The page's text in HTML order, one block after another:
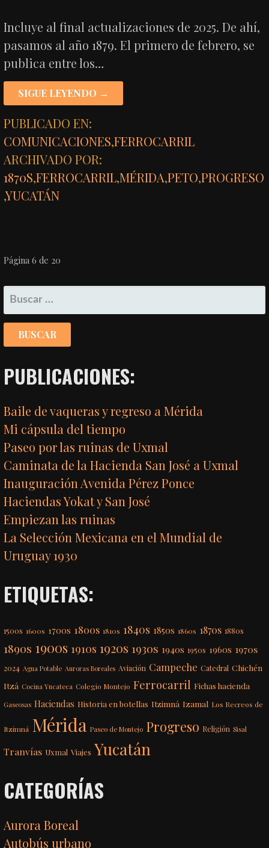
Incluye al final actualizaciones de 2025. De ahí,
pasamos al año 1879. El primero de febrero, se
publica entre los…
SIGUE LEYENDO →
PUBLICADO EN:
COMUNICACIONES,FERROCARRIL
ARCHIVADO POR:
1870S,FERROCARRIL,MÉRIDA,PETO,PROGRESO
,YUCATÁN
NAVEGACIÓN
POR
ENTRADA
Página 6 de 20
BUSCAR:
PUBLICACIONES:
Baile de vaqueras y regreso a Mérida
Mi cápsula del tiempo
Paseo por las ruinas de Uxmal
Caminata de la Hacienda San José a Uxmal
Inauguración Avenida Pérez Ponce
Haciendas Yokat y San José
Empiezan las ruinas
La Selección Mexicana en el Mundial de
Uruguay 1930
ETIQUETAS:
1500s 1600s 1700s 1800s 1810s 1840s 1850s 1860s 1870s 1880s
1890s 1900s 1910s 1920s 1930s 1940s 1950s 1960s 1970s
2024 Agua Potable Auroras Boreales Aviación Campeche Catedral Chichén
Itzá Cocina Yucateca Colegio Montejo Ferrocarril Fichas hacienda
Gaseosas Haciendas Historia en botellas Itzimná Izamal Los Recreos de
Itzimná Mérida Paseo de Montejo Progreso Religión Sisal
Tranvías Uxmal Viajes Yucatán
CATEGORÍAS
Aurora Boreal
Autobús urbano